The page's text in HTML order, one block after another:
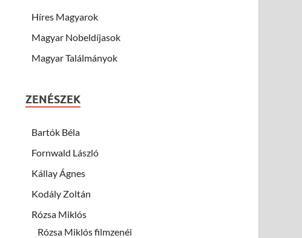
Híres Magyarok
Magyar Nobeldíjasok
Magyar Találmányok
ZENÉSZEK
Bartók Béla
Fornwald László
Kállay Ágnes
Kodály Zoltán
Rózsa Miklós
Rózsa Miklós filmzenéi